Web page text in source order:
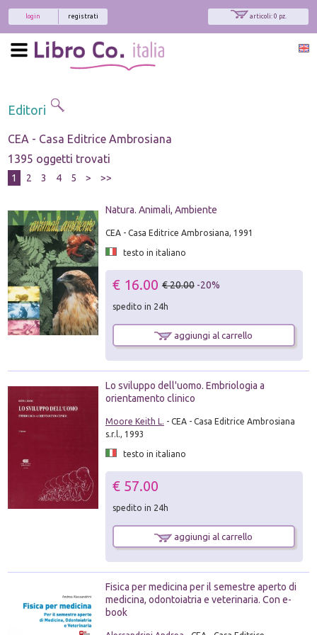
articoli: 0 pz.
registrati
login
Editori
CEA - Casa Editrice Ambrosiana
1395 oggetti trovati
1 2 3 4 5 > >>
Natura. Animali, Ambiente
CEA - Casa Editrice Ambrosiana, 1991
testo in italiano
€ 16.00 € 20.00 -20%
spedito in 24h
aggiungi al carrello
Lo sviluppo dell'uomo. Embriologia a
orientamento clinico
Moore Keith L. - CEA - Casa Editrice Ambrosiana
s.r.l., 1993
testo in italiano
€ 57.00
spedito in 24h
aggiungi al carrello
Fisica per medicina per il semestre aperto di
medicina, odontoiatria e veterinaria. Con e-
book